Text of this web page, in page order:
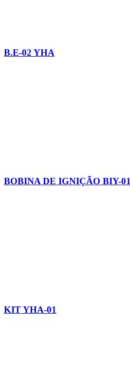
B.E-02 YHA
BOBINA DE IGNIÇÃO BIY-01
KIT YHA-01